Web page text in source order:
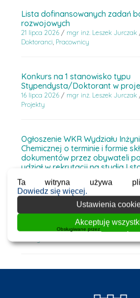
Lista dofinansowanych zadań
rozwojowych
21 lipca 2026 / mgr inż. Leszek Jurczak
Doktoranci, Pracownicy
Konkurs na 1 stanowisko typu
Stypendysta/Doktorant w
16 lipca 2026 / mgr inż. Leszek Jurczak
Projekty
Ogłoszenie WKR Wydziału
Chemicznej o terminie i formie
dokumentów przez obywateli
udział w rekrutacji na studia I
kandydatów
Rozpocznij swoją przyszłość z
8 lipca 2026 / mgr inż. Leszek Jurczak
Ta witryna używa
Dowiedz się więcej.
Ustawienia
Akceptuję
Obsługiwane przez